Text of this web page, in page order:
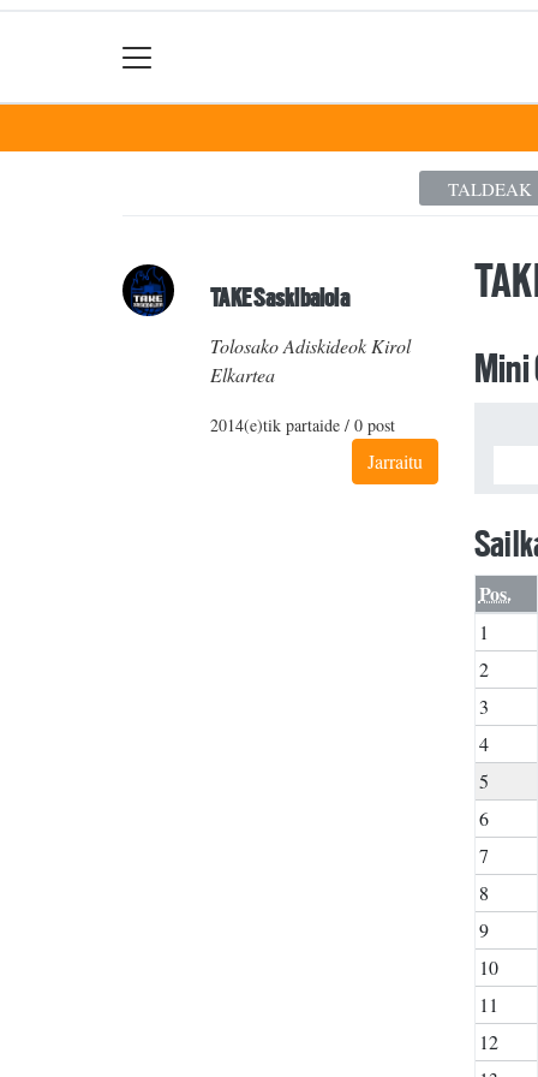
TALDEAK
TAKE Saskibaloia
Tolosako Adiskideok Kirol
Elkartea
2014(e)tik partaide / 0 post
Jarraitu
Mini
Pos.
1
2
3
4
5
6
7
8
9
10
11
12